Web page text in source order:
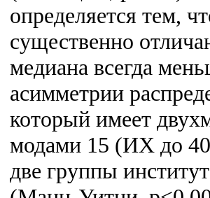
определяется тем,
существенно
медиана всегда
асимметрии
который имеет
модами 15 (ИХ до
две группы